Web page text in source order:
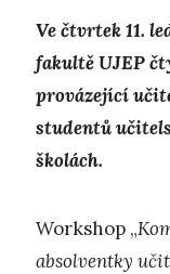
Ve čtvrtek 11.
fakultě UJEP
provázející
studentů
školách.
Workshop „
absolventky